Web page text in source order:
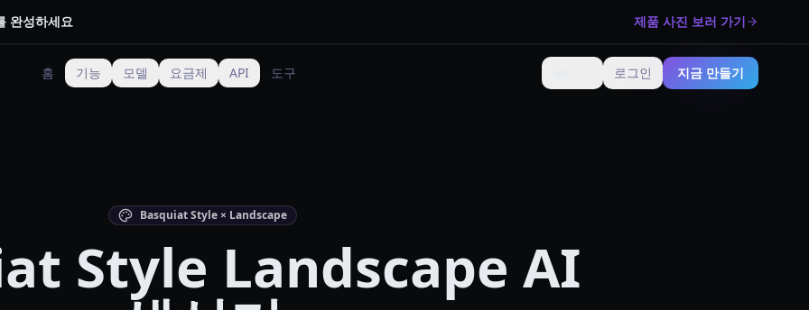
완성하세요 제품 사진 보러 가기
홈 기능 모델 요금제 API 도구 언어 변경로그인 지금 만들기
Basquiat Style × Landscape
Style Landscape AI